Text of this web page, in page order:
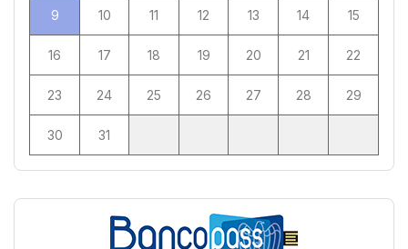
9 10 11 12 13 14 15
16 17 18 19 20 21 22
23 24 25 26 27 28 29
30 31